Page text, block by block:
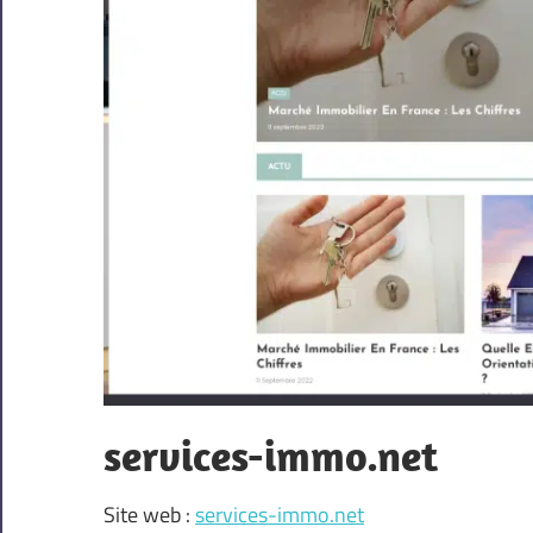
services-immo.net
Site web :services-immo.net